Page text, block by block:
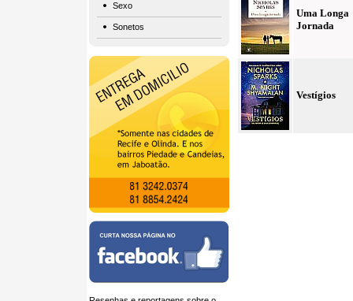
Sexo
Sonetos
Uma Longa
Jornada
Vestígios